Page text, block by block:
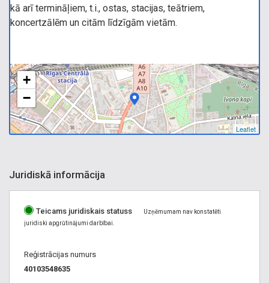
kā arī termināļiem, t.i., ostas, stacijas, teātriem,
koncertzālēm un citām līdzīgām vietām.
+
−
Leaflet
Juridiskā informācija
Teicams juridiskais statuss
Uzņēmumam nav konstatēti
juridiski apgrūtinājumi darbībai.
Reģistrācijas numurs
40103548635